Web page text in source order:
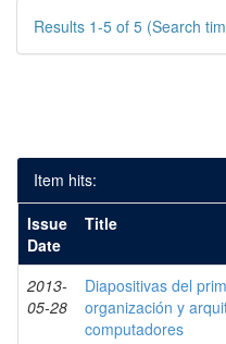
Results 1-5 of 5 (Search
Item hits:
Issue
Date
Title
2013-
05-28
Diapositivas del
organización y
computadores